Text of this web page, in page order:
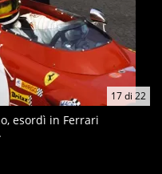
17di 22
esordì in Ferrari